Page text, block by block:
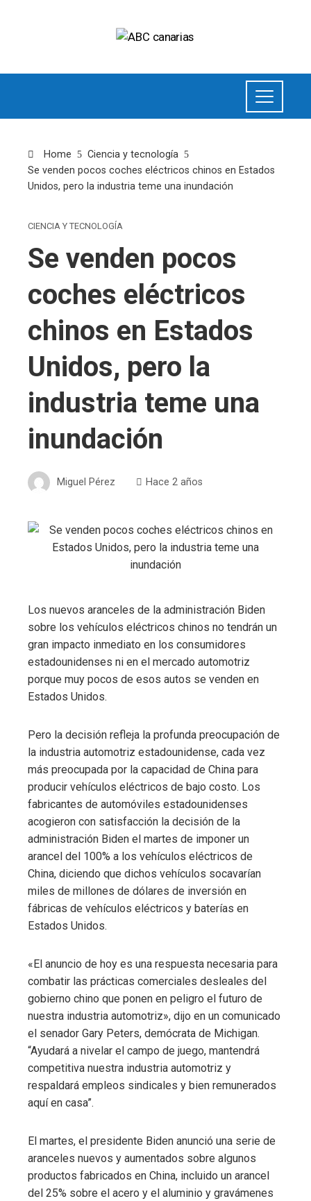
Home
Ciencia y tecnología
Se venden pocos coches eléctricos chinos en Estados
Unidos, pero la industria teme una inundación
CIENCIA Y TECNOLOGÍA
Se venden pocos
coches eléctricos
chinos en Estados
Unidos, pero la
industria teme una
inundación
Miguel Pérez Hace 2 años
Los nuevos aranceles de la administración Biden
sobre los vehículos eléctricos chinos no tendrán un
gran impacto inmediato en los consumidores
estadounidenses ni en el mercado automotriz
porque muy pocos de esos autos se venden en
Estados Unidos.
Pero la decisión refleja la profunda preocupación de
la industria automotriz estadounidense, cada vez
más preocupada por la capacidad de China para
producir vehículos eléctricos de bajo costo. Los
fabricantes de automóviles estadounidenses
acogieron con satisfacción la decisión de la
administración Biden el martes de imponer un
arancel del 100% a los vehículos eléctricos de
China, diciendo que dichos vehículos socavarían
miles de millones de dólares de inversión en
fábricas de vehículos eléctricos y baterías en
Estados Unidos.
«El anuncio de hoy es una respuesta necesaria para
combatir las prácticas comerciales desleales del
gobierno chino que ponen en peligro el futuro de
nuestra industria automotriz», dijo en un comunicado
el senador Gary Peters, demócrata de Michigan.
“Ayudará a nivelar el campo de juego, mantendrá
competitiva nuestra industria automotriz y
respaldará empleos sindicales y bien remunerados
aquí en casa”.
El martes, el presidente Biden anunció una serie de
aranceles nuevos y aumentados sobre algunos
productos fabricados en China, incluido un arancel
del 25% sobre el acero y el aluminio y gravámenes